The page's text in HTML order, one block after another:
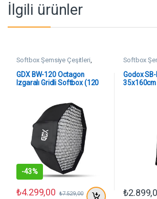
İlgili ürünler
Softbox Şemsiye Çeşitleri
SoftBoxlar
GDX BW-120 Octagon
Izgaralı Gridli Softbox (120
-43%
₺4.299,00 ₺7.529,00
Softbox
SoftBoxlar
Godox
35x160cm
₺